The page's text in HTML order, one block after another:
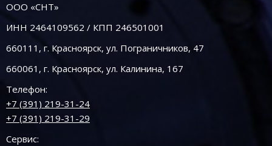
ООО «СНТ»
ИНН 2464109562 / КПП 246501001
660111, г. Красноярск, ул. Пограничников, 47
660061, г. Красноярск, ул. Калинина, 167
Телефон:
+7 (391) 219-31-24
+7 (391) 219-31-29
Сервис: